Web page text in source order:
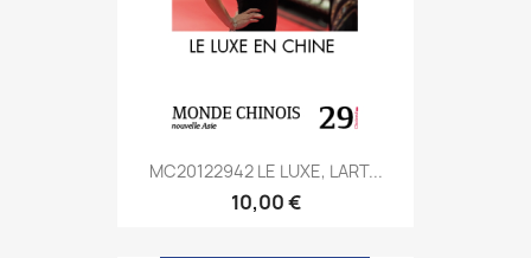
MC20122942 LE LUXE, LART...
10,00 €